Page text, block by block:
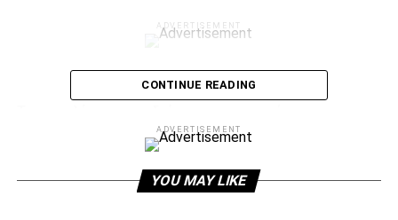
ADVERTISEMENT
Φιορεντίνα-Καραμπάχ 5-1
Σλόβαν Λίμπερετς-ΠΑΟΚ 1-2
CONTINUE READING
ADVERTISEMENT
YOU MAY LIKE